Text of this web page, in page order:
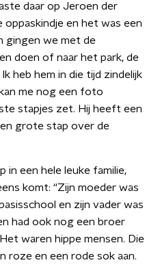
daar op Jeroen der
oppaskindje en het was een
gingen we met de
doen of naar het park, de
heb hem in die tijd zindelijk
me nog een foto
stapjes zet. Hij heeft een
grote stap over de
in een hele leuke familie,
komt: “Zijn moeder was
en zijn vader was
had ook nog een broer
waren hippe mensen. Die
roze en een rode sok aan.